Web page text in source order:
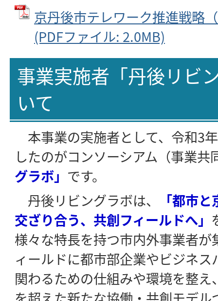
京丹後市テレワーク推進戦略
(PDFファイル: 2.0MB)
事業実施者「丹後リビ
いて
本事業の実施者として、令和3
したのがコンソーシアム（事業共
グラボ」 です。
丹後リビングラボは、
「都市
交ざり合う、共創フィールドへ」
様々な特長を持つ市内外事業者が
ィールドに都市部企業やビジネ
関わるための仕組みや環境を整